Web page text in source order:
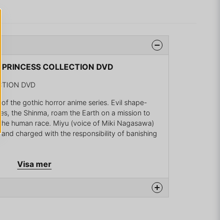
COLLECTION DVD
DVD
of the gothic horror anime series. Evil shape-
the Shinma, roam the Earth on a mission to
human race. Miyu (voice of Miki Nagasawa)
charged with the responsibility of banishing
Knows', 'At the Next Station', 'The Forest Calls',
'The Swamp of Promises', 'Soft Face', 'The
of the Ocean's Light: Part One', 'Tale of the
the Dolls', 'Butterfly Enchantment', 'Flag of
Visa mer
produkten...